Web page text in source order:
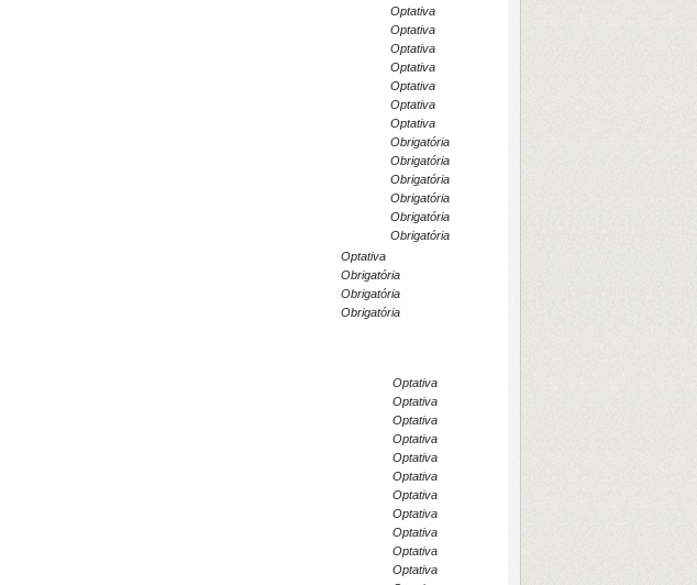
Optativa
Optativa
Optativa
Optativa
Optativa
Optativa
Optativa
Obrigatória
Obrigatória
Obrigatória
Obrigatória
Obrigatória
Obrigatória
Optativa
Obrigatória
Obrigatória
Obrigatória
Optativa
Optativa
Optativa
Optativa
Optativa
Optativa
Optativa
Optativa
Optativa
Optativa
Optativa